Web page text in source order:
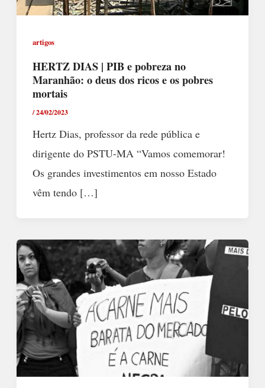
artigos
HERTZ DIAS | PIB e pobreza no
Maranhão: o deus dos ricos e os pobres
mortais
/24/02/2023
Hertz Dias, professor da rede pública e
dirigente do PSTU-MA “Vamos comemorar!
Os grandes investimentos em nosso Estado
vêm tendo […]